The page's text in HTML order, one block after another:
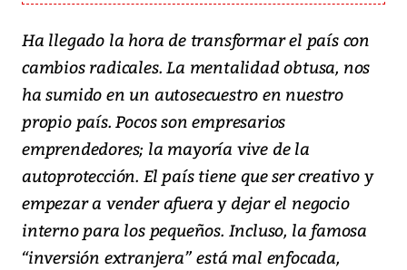
Ha llegado la hora de transformar el país con
cambios radicales. La mentalidad obtusa, nos
ha sumido en un autosecuestro en nuestro
propio país. Pocos son empresarios
emprendedores; la mayoría vive de la
autoprotección. El país tiene que ser creativo y
empezar a vender afuera y dejar el negocio
interno para los pequeños. Incluso, la famosa
“inversión extranjera” está mal enfocada,